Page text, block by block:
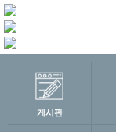
게시판